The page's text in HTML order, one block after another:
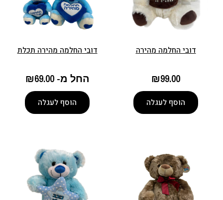
דובי החלמה מהירה
₪99.00
הוסף לעגלה
דובי החלמה מהירה תכלת
החל מ- ₪69.00
הוסף לעגלה